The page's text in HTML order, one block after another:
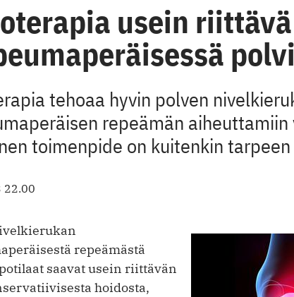
usein riittävä
tehoaa hyvin polven
repeämän aiheuttamiin
toimenpide on kuitenkin
22.00
repeämästä
saavat usein riittävän
hoidosta,